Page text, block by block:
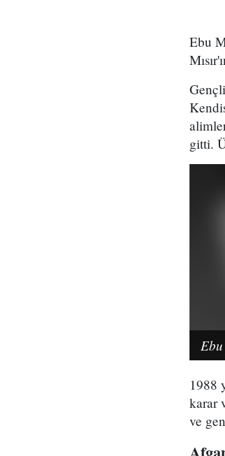
Ebu
gitti.
1988
karar
ve